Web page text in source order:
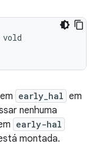
early_hal em
nenhuma
early-hal
montada.